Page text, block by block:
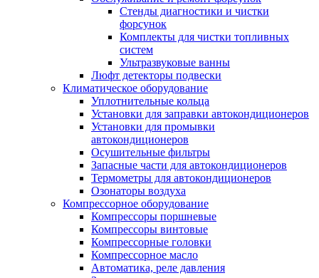
Стенды диагностики и чистки
форсунок
Комплекты для чистки топливных
систем
Ультразвуковые ванны
Люфт детекторы подвески
Климатическое оборудование
Уплотнительные кольца
Установки для заправки автокондиционеров
Установки для промывки
автокондиционеров
Осушительные фильтры
Запасные части для автокондиционеров
Термометры для автокондиционеров
Озонаторы воздуха
Компрессорное оборудование
Компрессоры поршневые
Компрессоры винтовые
Компрессорные головки
Компрессорное масло
Автоматика, реле давления